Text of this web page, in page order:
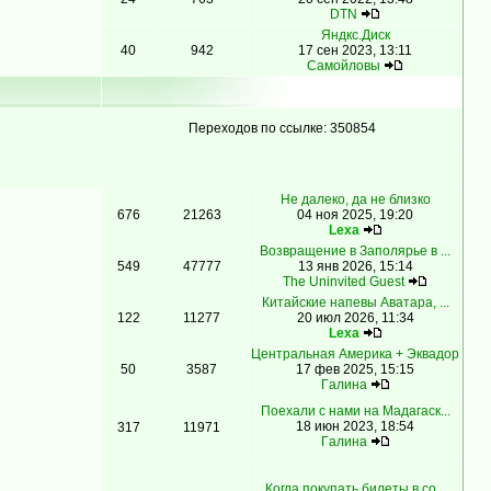
DTN
40 942
Яндкс.Диск
17 сен 2023, 13:11
Самойловы
Переходов по ссылке: 350854
676 21263
Не далеко, да не близко
04 ноя 2025, 19:20
Lexa
549 47777
Возвращение в Заполярье в ...
13 янв 2026, 15:14
The Uninvited Guest
122 11277
Китайские напевы Аватара, ...
20 июл 2026, 11:34
Lexa
50 3587
Центральная Америка + Эквадор
17 фев 2025, 15:15
Гaлинa
317 11971
Поехали с нами на Мадагаск...
18 июн 2023, 18:54
Гaлинa